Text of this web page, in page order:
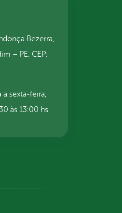
Bezerra,
– PE. CEP:
sexta-feira,
às 13:00 hs